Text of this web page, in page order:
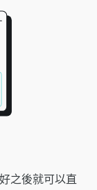
之後就可以直